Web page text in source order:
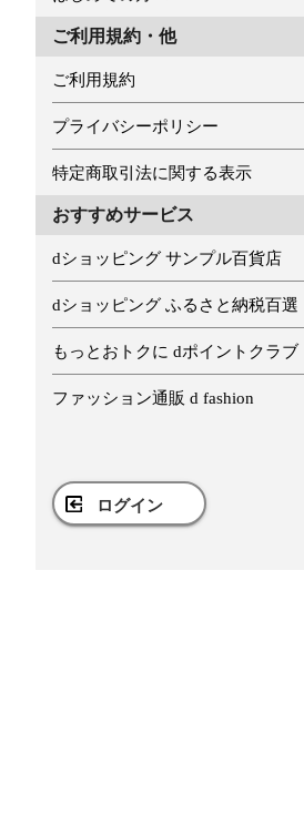
ご利用規約・他
ご利用規約
プライバシーポリシー
特定商取引法に関する表示
おすすめサービス
dショッピング サンプル百貨店
dショッピング ふるさと納税百選
もっとおトクに dポイントクラブ
ファッション通販 d fashion
ログイン